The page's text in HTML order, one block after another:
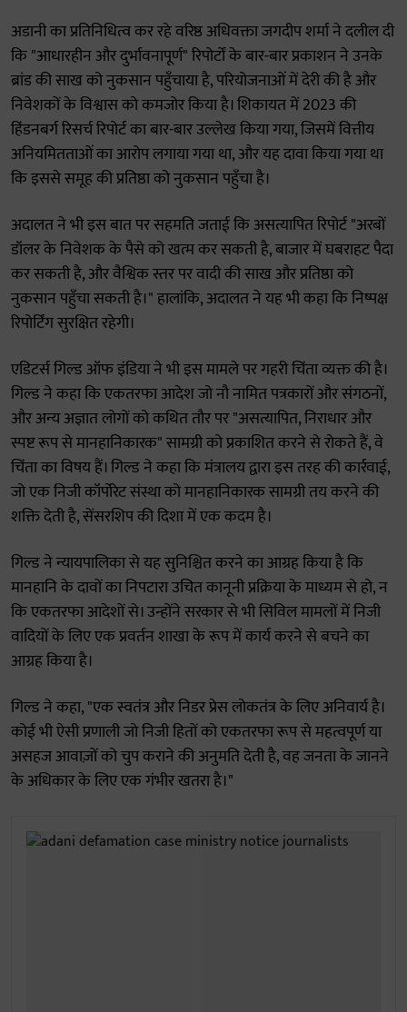
अडानी का प्रतिनिधित्व कर रहे वरिष्ठ अधिवक्ता जगदीप शर्मा ने दलील दी
कि "आधारहीन और दुर्भावनापूर्ण" रिपोर्टों के बार-बार प्रकाशन ने उनके
ब्रांड की साख को नुकसान पहुँचाया है, परियोजनाओं में देरी की है और
निवेशकों के विश्वास को कमजोर किया है। शिकायत में 2023 की
हिंडनबर्ग रिसर्च रिपोर्ट का बार-बार उल्लेख किया गया, जिसमें वित्तीय
अनियमितताओं का आरोप लगाया गया था, और यह दावा किया गया था
कि इससे समूह की प्रतिष्ठा को नुकसान पहुँचा है।
अदालत ने भी इस बात पर सहमति जताई कि असत्यापित रिपोर्ट "अरबों
डॉलर के निवेशक के पैसे को खत्म कर सकती है, बाजार में घबराहट पैदा
कर सकती है, और वैश्विक स्तर पर वादी की साख और प्रतिष्ठा को
नुकसान पहुँचा सकती है।" हालांकि, अदालत ने यह भी कहा कि निष्पक्ष
रिपोर्टिंग सुरक्षित रहेगी।
एडिटर्स गिल्ड ऑफ इंडिया ने भी इस मामले पर गहरी चिंता व्यक्त की है।
गिल्ड ने कहा कि एकतरफा आदेश जो नौ नामित पत्रकारों और संगठनों,
और अन्य अज्ञात लोगों को कथित तौर पर "असत्यापित, निराधार और
स्पष्ट रूप से मानहानिकारक" सामग्री को प्रकाशित करने से रोकते हैं, वे
चिंता का विषय हैं। गिल्ड ने कहा कि मंत्रालय द्वारा इस तरह की कार्रवाई,
जो एक निजी कॉर्पोरेट संस्था को मानहानिकारक सामग्री तय करने की
शक्ति देती है, सेंसरशिप की दिशा में एक कदम है।
गिल्ड ने न्यायपालिका से यह सुनिश्चित करने का आग्रह किया है कि
मानहानि के दावों का निपटारा उचित कानूनी प्रक्रिया के माध्यम से हो, न
कि एकतरफा आदेशों से। उन्होंने सरकार से भी सिविल मामलों में निजी
वादियों के लिए एक प्रवर्तन शाखा के रूप में कार्य करने से बचने का
आग्रह किया है।
गिल्ड ने कहा, "एक स्वतंत्र और निडर प्रेस लोकतंत्र के लिए अनिवार्य है।
कोई भी ऐसी प्रणाली जो निजी हितों को एकतरफा रूप से महत्वपूर्ण या
असहज आवाज़ों को चुप कराने की अनुमति देती है, वह जनता के जानने
के अधिकार के लिए एक गंभीर खतरा है।"